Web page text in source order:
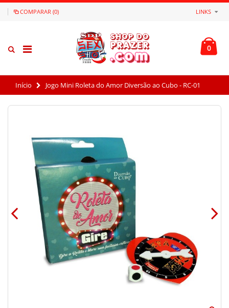
COMPARAR (0) LINKS
0
Início Jogo Mini Roleta do Amor Diversão ao Cubo - RC-01